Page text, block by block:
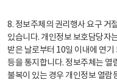
8. 정보주체의 권리행사 요구 거
있습니다. 개인정보 보호담당자
받은 날로부터 10일 이내에 연
등을 통지합니다. 정보주체는 열
불복이 있는 경우 개인정보 열람